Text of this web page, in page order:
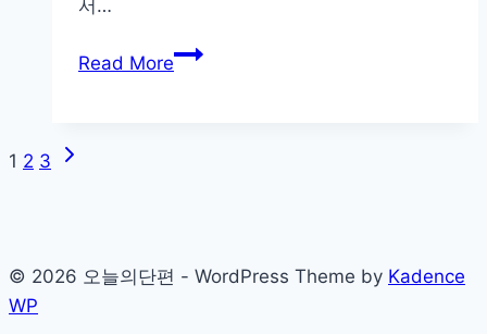
외
실
서…
Read More걸
Page
1 2 3
Next
© 2026 오늘의단편 - WordPress Theme by Kadence
WP